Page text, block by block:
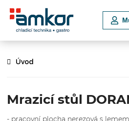
Úvod
Mrazicí stůl
- pracovní plocha nerezová s